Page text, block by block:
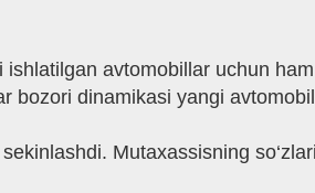
avtomobillar uchun
bozori dinamikasi yangi
Mutaxassisning